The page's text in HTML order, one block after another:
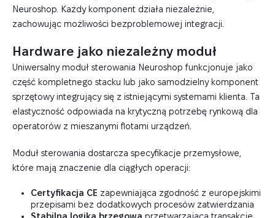
Neuroshop. Każdy komponent działa niezależnie,
zachowując możliwości bezproblemowej integracji.
Hardware jako niezależny moduł
Uniwersalny moduł sterowania Neuroshop funkcjonuje jako
część kompletnego stacku lub jako samodzielny komponent
sprzętowy integrujący się z istniejącymi systemami klienta. Ta
elastyczność odpowiada na krytyczną potrzebę rynkową dla
operatorów z mieszanymi flotami urządzeń.
Moduł sterowania dostarcza specyfikacje przemysłowe,
które mają znaczenie dla ciągłych operacji:
Certyfikacja CE zapewniająca zgodność z europejskimi
przepisami bez dodatkowych procesów zatwierdzania